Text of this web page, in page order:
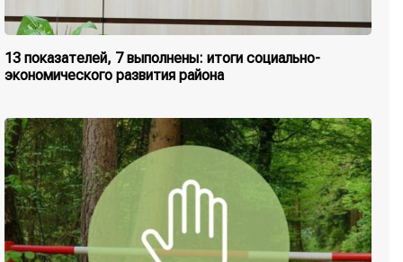
13 показателей, 7 выполнены: итоги социально-
экономического развития района